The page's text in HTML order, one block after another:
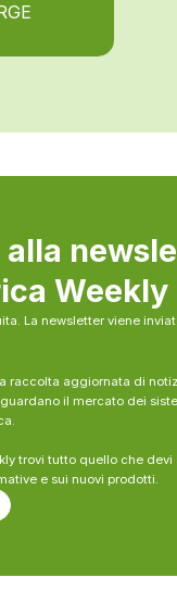
Weekly
La newsletter viene
raccolta aggiornata di
il mercato dei
trovi tutto quello che devi
e sui nuovi prodotti.